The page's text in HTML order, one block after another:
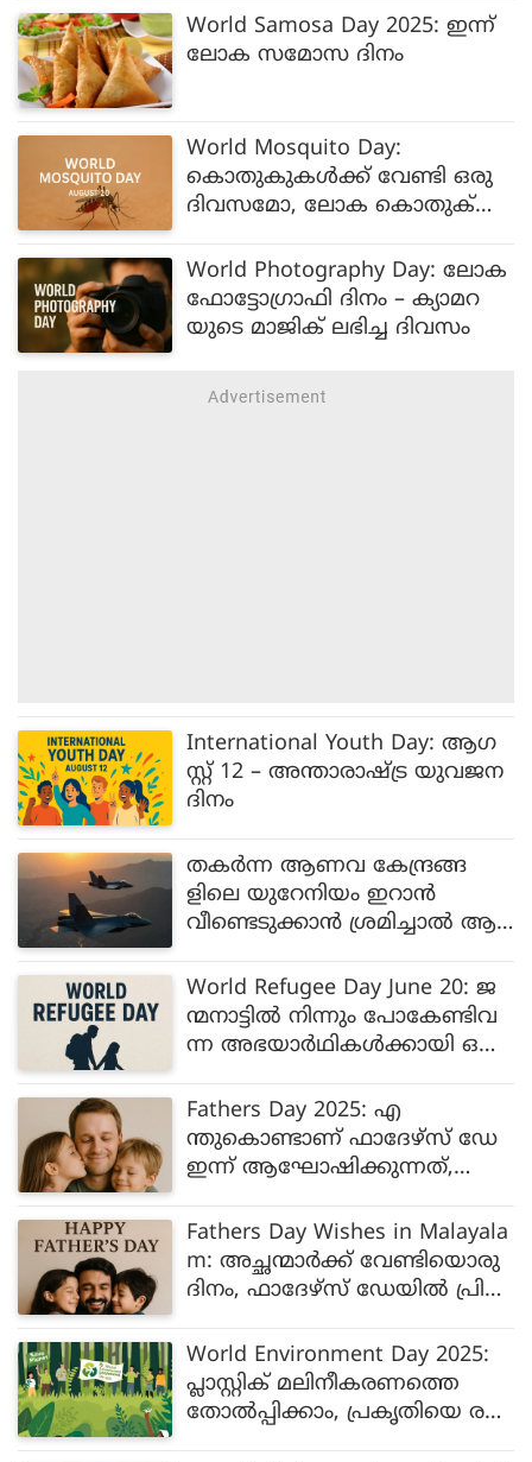
28.6 ശതമാനത്തിന്റെ വര്‍ധന
World Samosa Day 2025: ഇന്ന്
ലോക സമോസ ദിനം
World Mosquito Day:
കൊതുകുകള്‍ക്ക് വേണ്ടി ഒരു
ദിവസമോ, ലോക കൊതുക്
World Photography Day: ലോക
ഫോട്ടോഗ്രാഫി ദിനം – ക്യാമറ
യുടെ മാജിക് ലഭിച്ച ദിവസം
International Youth Day: ആഗ
സ്റ്റ് 12 – അന്താരാഷ്ട്ര യുവജന
ദിനം
തകര്‍ന്ന ആണവ കേന്ദ്രങ്ങ
ളിലെ യുറേനിയം ഇറാന്‍
വീണ്ടെടുക്കാന്‍ ശ്രമിച്ചാല്‍ ആ
World Refugee Day June 20: ജ
ന്മനാട്ടിൽ നിന്നും പോകേണ്ടിവ
ന്ന അഭയാർഥികൾക്കായി ഒരു
Fathers Day 2025: എ
ന്തുകൊണ്ടാണ് ഫാദേഴ്സ് ഡേ
ഇന്ന് ആഘോഷിക്കുന്നത്,
റിയാമോ
Fathers Day Wishes in Malayala
m: അച്ഛന്മാർക്ക് വേണ്ടിയൊരു
ദിനം, ഫാദേഴ്സ് ഡേയിൽ പ്രിയ
നേരാം
World Environment Day 2025:
പ്ലാസ്റ്റിക് മലിനീകരണത്തെ
തോൽപ്പിക്കാം, പ്രകൃതിയെ ര